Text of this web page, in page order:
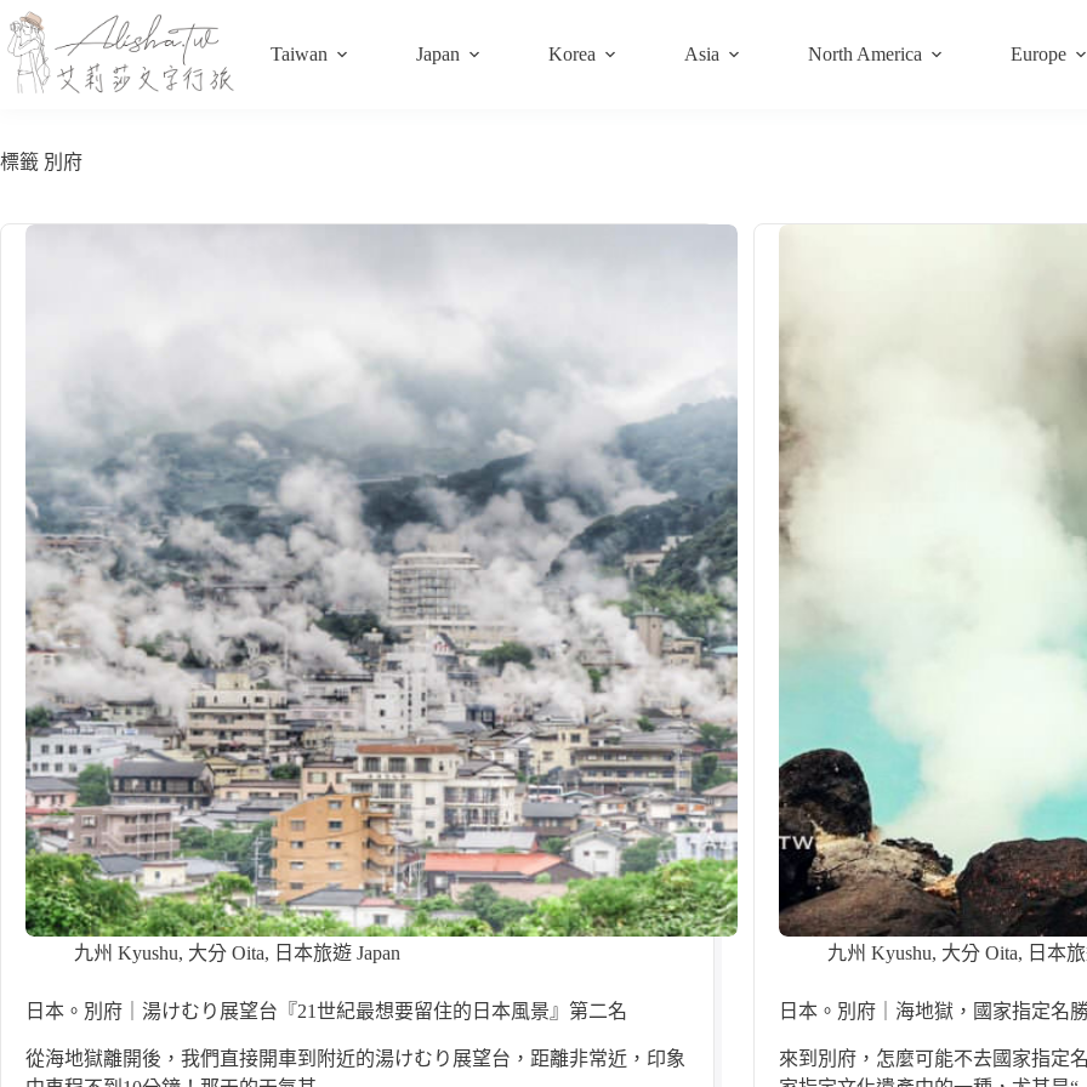
至
主
容
Taiwan Japan Korea Asia North America Europe
標籤 別府
九州 Kyushu, 大分 Oita, 日本旅遊 Japan
日本。別府｜湯けむり展望台『21世紀最想要留住的日本風景』第二名
從海地獄離開後，我們直接開車到附近的湯けむり展望台，距離非常近，印象
九州 Kyushu, 大分 Oita, 日本
日本。別府｜海地獄，國家指定名
來到別府，怎麼可能不去國家指定